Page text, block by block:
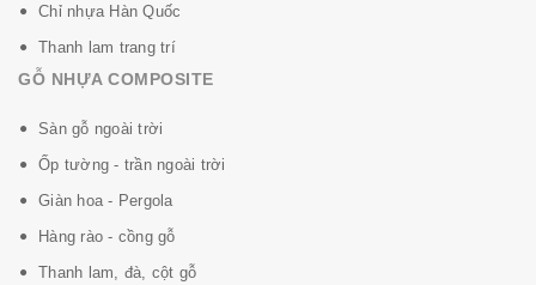
Chỉ nhựa Hàn Quốc
Thanh lam trang trí
GỖ NHỰA COMPOSITE
Sàn gỗ ngoài trời
Ốp tường - trần ngoài trời
Giàn hoa - Pergola
Hàng rào - cồng gỗ
Thanh lam, đà, cột gỗ